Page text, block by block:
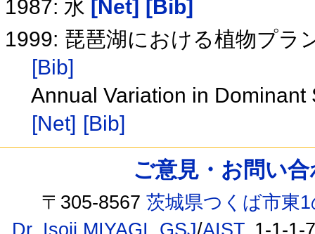
1987: 水 [Net] [Bib]
1999: 琵琶湖における植物プラ
[Bib]
Annual Variation in
[Net] [Bib]
ご意見・お問い
〒305-8567茨城県つくば市東
Dr. Isoji MIYAGI, GSJ/AIST, 1-1-1-